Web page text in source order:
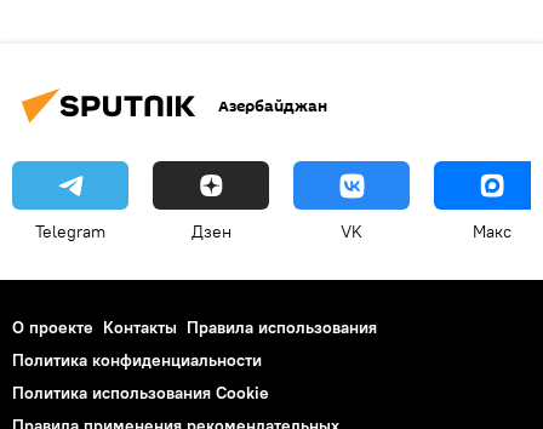
Азербайджан
Telegram Дзен VK Макс
О проекте Контакты Правила использования
Политика конфиденциальности
Политика использования Cookie